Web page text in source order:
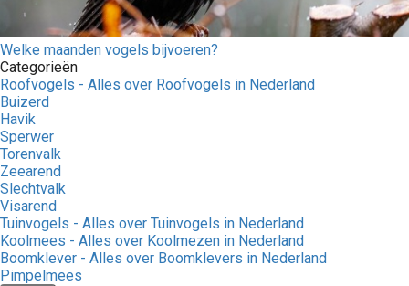
Welke maanden vogels bijvoeren?
Categorieën
Roofvogels - Alles over Roofvogels in Nederland
Buizerd
Havik
Sperwer
Torenvalk
Zeearend
Slechtvalk
Visarend
Tuinvogels - Alles over Tuinvogels in Nederland
Koolmees - Alles over Koolmezen in Nederland
Boomklever - Alles over Boomklevers in Nederland
Pimpelmees